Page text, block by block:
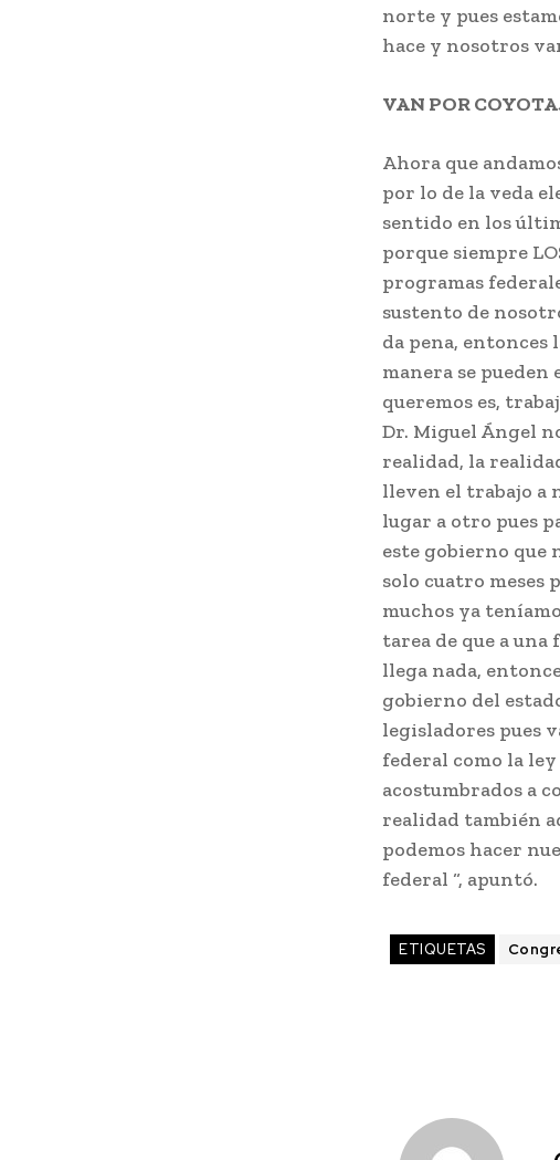
norte y pues
hace y nosotros
VAN POR
Ahora que
por lo de la veda
sentido en los
porque siempre
programas
sustento de
da pena, entonces
manera se
queremos es,
Dr. Miguel Ángel
realidad, la
lleven el trabajo a
lugar a otro pues
este gobierno que
solo cuatro meses
muchos ya
tarea de que a
llega nada,
gobierno del
legisladores pues
federal como la ley
acostumbrados a
realidad también
podemos hacer
federal “, apuntó.
ETIQUETAS